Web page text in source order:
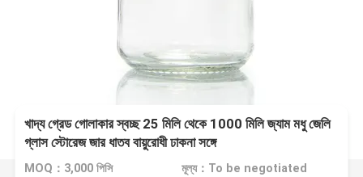
খাদ্য গ্রেড গোলাকার স্বচ্ছ 25 মিলি থেকে 1000 মিলি জ্যাম মধু জেলি
গ্লাস স্টোরেজ জার ধাতব বায়ুরোধী ঢাকনা সঙ্গে
MOQ：3,000 পিসি মূল্য：To be negotiated